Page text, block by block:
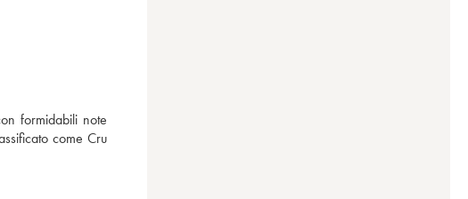
formidabili note
come Cru